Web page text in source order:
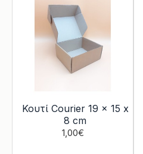
Κουτί Courier 19 x 15 x
8 cm
1,00€